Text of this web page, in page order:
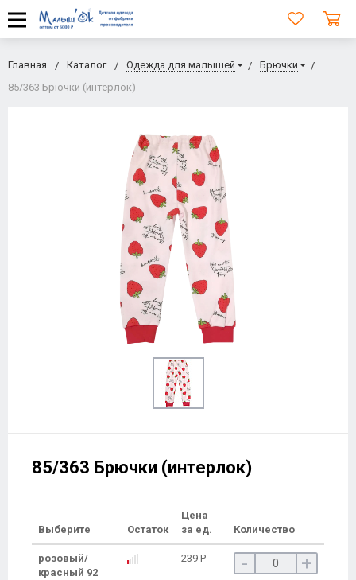
Главная Каталог Одежда для малышей
Брючки
85/363 Брючки (интерлок)
85/363 Брючки (интерлок)
Выберите Остаток
Цена
за ед.
Количество
розовый/
красный 92
239 Р - +